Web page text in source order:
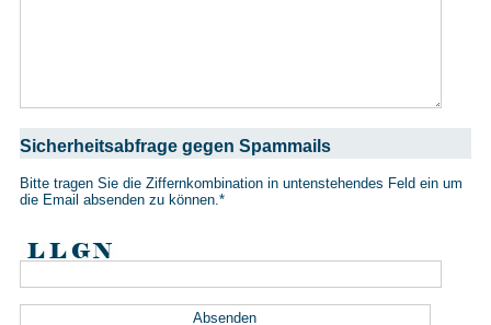
Sicherheitsabfrage gegen Spammails
Bitte tragen Sie die Ziffernkombination in untenstehendes Feld ein um
die Email absenden zu können.*